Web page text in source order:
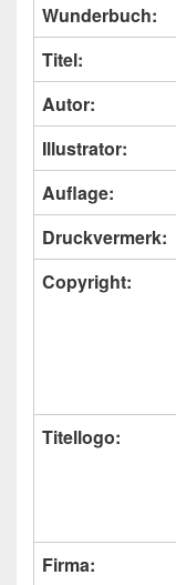
Wunderbuch:
Titel:
Autor:
Illustrator:
Auflage:
Druckvermerk:
Copyright:
Titellogo:
Firma: